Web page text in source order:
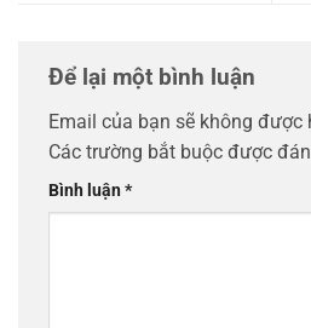
Để lại một bình luận
Email của bạn sẽ không được
Các trường bắt buộc được
Bình luận*